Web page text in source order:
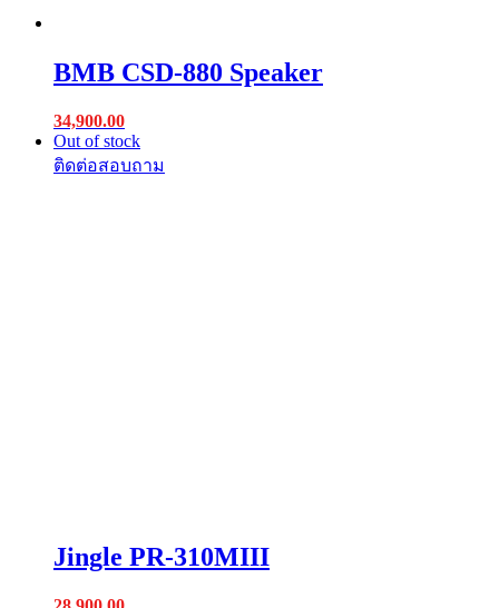
BMB CSD-880 Speaker
34,900.00
Out of stock
Jingle PR-310MIII